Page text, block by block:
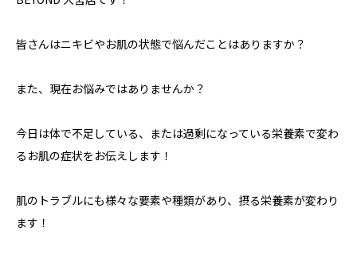
皆さんはニキビやお肌の状態で悩んだことはありますか？
また、現在お悩みではありませんか？
今日は体で不足している、または過剰になっている栄養素で変わ
るお肌の症状をお伝えします！
肌のトラブルにも様々な要素や種類があり、摂る栄養素が変わり
ます！